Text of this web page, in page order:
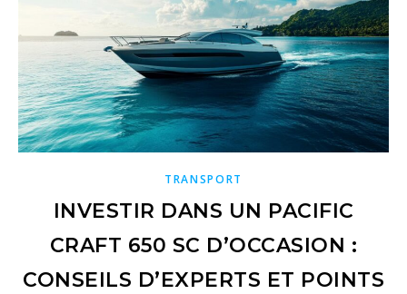
TRANSPORT
INVESTIR DANS UN PACIFIC
CRAFT 650 SC D’OCCASION :
CONSEILS D’EXPERTS ET POINTS